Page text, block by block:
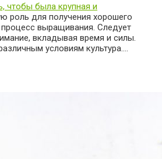
чтобы была крупная и
роль для получения хорошего
выращивания. Следует
вкладывая время и силы.
условиям культура….